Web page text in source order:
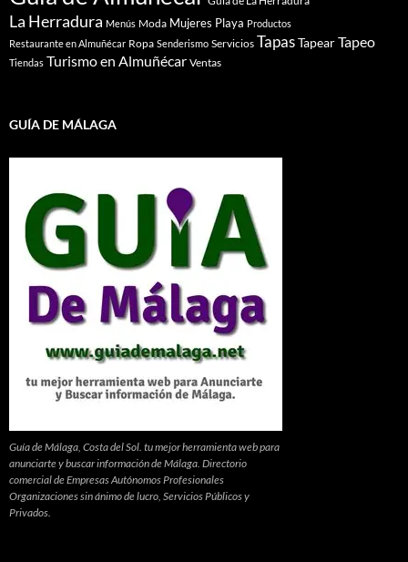
La Herradura Menús Moda Mujeres Playa Productos
Restaurante en Almuñécar Ropa Senderismo Servicios TapasTapearTapeo
Tiendas Turismo en Almuñécar Ventas
GUÍA DE MÁLAGA
Guía de Málaga, Costa del Sol. tu mejor herramienta web para
anunciarte y buscar información de Málaga. Directorio
comercial de Empresas Autónomos Profesionales
Organizaciones sin ánimo de lucro, Servicios Públicos y
Privados.